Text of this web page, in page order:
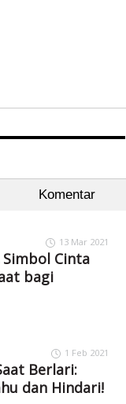
Komentar
13 Mar 2021
Cinta
bagi
1 Feb 2021
Berlari:
dan Hindari!